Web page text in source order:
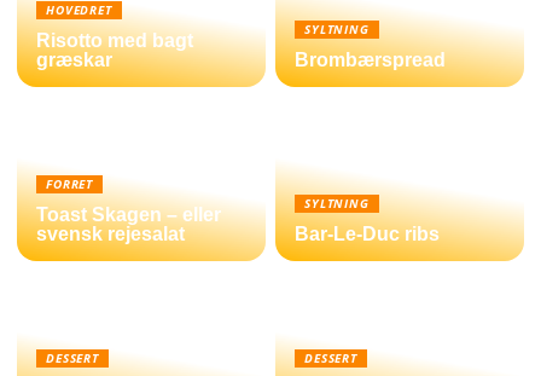
HOVEDRET
Risotto med bagt
græskar
SYLTNING
Brombærspread
FORRET
Toast Skagen – eller
svensk rejesalat
SYLTNING
Bar-Le-Duc ribs
DESSERT DESSERT